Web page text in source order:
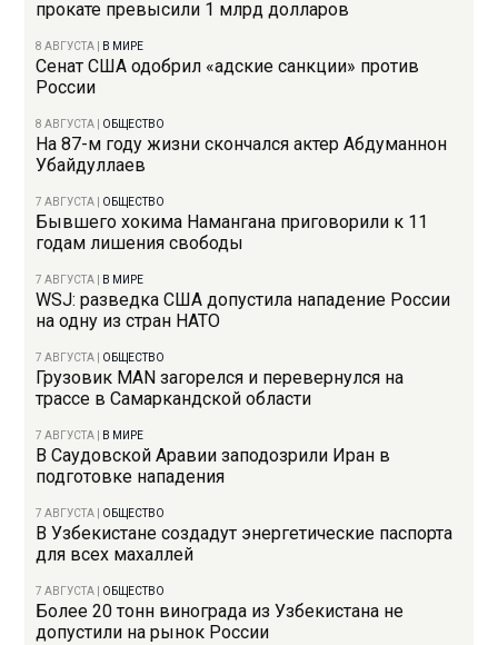
прокате превысили 1 млрд долларов
8 АВГУСТА В МИРЕ
Сенат США одобрил «адские санкции» против
России
8 АВГУСТА ОБЩЕСТВО
На 87-м году жизни скончался актер Абдуманнон
Убайдуллаев
7 АВГУСТА ОБЩЕСТВО
Бывшего хокима Намангана приговорили к 11
годам лишения свободы
7 АВГУСТА В МИРЕ
WSJ: разведка США допустила нападение России
на одну из стран НАТО
7 АВГУСТА ОБЩЕСТВО
Грузовик MAN загорелся и перевернулся на
трассе в Самаркандской области
7 АВГУСТА В МИРЕ
В Саудовской Аравии заподозрили Иран в
подготовке нападения
7 АВГУСТА ОБЩЕСТВО
В Узбекистане создадут энергетические паспорта
для всех махаллей
7 АВГУСТА ОБЩЕСТВО
Более 20 тонн винограда из Узбекистана не
допустили на рынок России